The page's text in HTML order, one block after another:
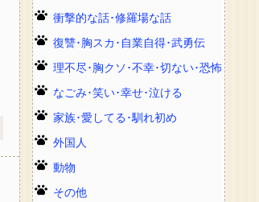
衝撃的な話･修羅場な話
復讐･胸スカ･自業自得･武勇伝
理不尽･胸クソ･不幸･切ない･恐怖
なごみ･笑い･幸せ･泣ける
家族･愛してる･馴れ初め
外国人
動物
その他